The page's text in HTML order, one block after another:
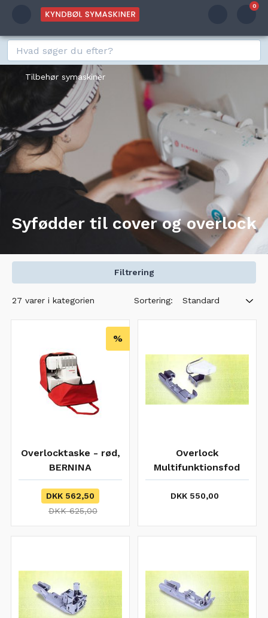
0
Tilbehør symaskiner
Syfødder til cover og overlock
Filtrering
27 varer i kategorien Sortering: Standard
%
Overlocktaske - rød,
BERNINA
DKK 562,50
DKK 625,00
Overlock
Multifunktionsfod
BERNINA / JUKI
DKK 550,00